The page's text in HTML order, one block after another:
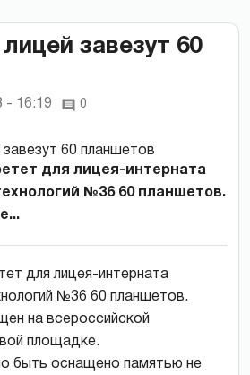
завезут 60
- 16:19 0
для лицея-интерната
№36 60 планшетов.
для лицея-интерната
№36 60 планшетов.
на всероссийской
площадке.
быть оснащено памятью не